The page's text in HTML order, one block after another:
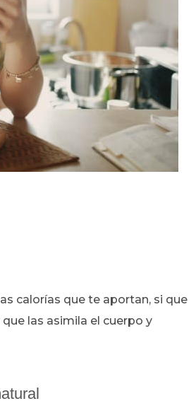
calorías que te aportan, si que
las asimila el cuerpo y